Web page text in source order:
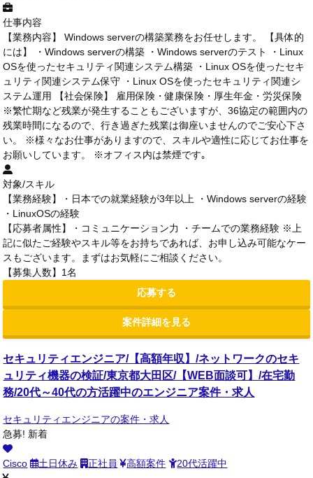
仕事内容
【業務内容】 Windows serverの構築業務をお任せします。 【具体的
には】 ・Windows serverの構築 ・Windows serverのテスト ・Linux
OSを使ったセキュリティ関連システム構築 ・Linux OSを使ったセキ
ュリティ関連システム保守 ・Linux OSを使ったセキュリティ関連シ
ステム運用 【社会保険】 雇用保険・健康保険・厚生年金・労災保険
※繁忙期など残業が発生することもございますが、36協定の範囲内の
残業時間になるので、行き過ぎた残業は御座いませんのでご安心下さ
い。 ※様々なお仕事がありますので、スキルや適性に応じてお仕事を
お願いしています。 ※オフィス内は禁煙です｡
対象/スキル
【業務経験】・日本での就業経験が3年以上 ・Windows serverの経験
・LinuxOSの経験
【応募者属性】・コミュニケーション力 ・チームでの業務経験 ※上
記に似たご経験やスキル等をお持ちであれば、お申し込み可能なケー
スもございます。まずはお気軽にご相談ください。
【募集人数】1名
応募する
案件詳細を見る
セキュリティエンジニア/【高額年収】/ネットワークのセキ
ュリティ機器の検証/東京都大田区/【WEB面談可】/在宅勤
務/20代～40代の方活躍中のエンジニア案件・求人
セキュリティエンジニアの案件・求人
急募! 新着
Cisco 土日休み 正社員 高額案件 20代活躍中